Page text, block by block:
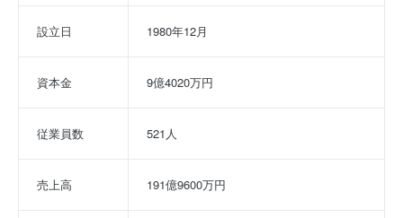
設立日 1980年12月
資本金 9億4020万円
従業員数 521人
売上高 191億9600万円